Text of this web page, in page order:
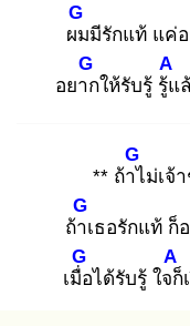
ผม
G
มีรักแท้ แค่
อยาก
G
ให้รับรู้ รู้แ
A
** ถ้าไ
G
ม่เจ้
ถ้าเ
G
ธอรักแท้ ก็
เมื่อ
G
ได้รับรู้ ใจก็
A